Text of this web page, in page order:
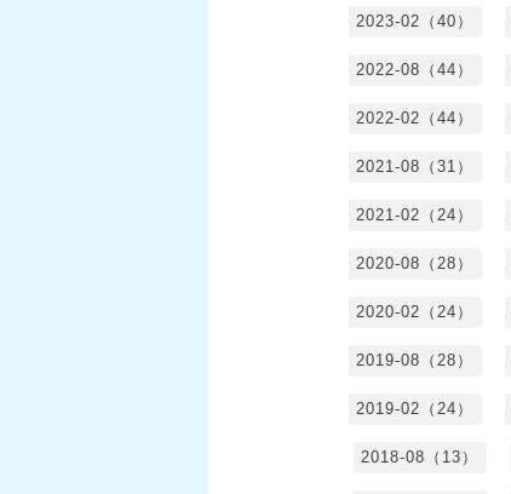
2023-02（40）
2022-08（44）
2022-02（44）
2021-08（31）
2021-02（24）
2020-08（28）
2020-02（24）
2019-08（28）
2019-02（24）
2018-08（13）